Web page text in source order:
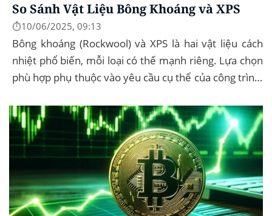
So Sánh Vật Liệu Bông Khoáng và XPS
⏱️10/06/2025, 09:13
Bông khoáng (Rockwool) và XPS là hai vật liệu cách
nhiệt phổ biến, mỗi loại có thế mạnh riêng. Lựa chọn
phù hợp phụ thuộc vào yêu cầu cụ thể của công trình,